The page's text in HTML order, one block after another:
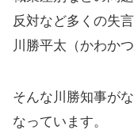
反対など多くの失
川勝平太（かわか
そんな川勝知事が
なっています。